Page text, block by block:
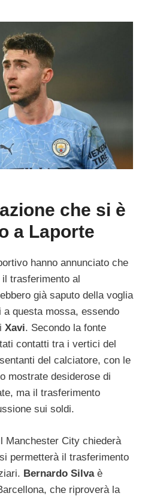
che si è
a Laporte
hanno annunciato che
trasferimento al
già saputo della voglia
questa mossa, essendo
Xavi. Secondo la fonte
contatti tra i vertici del
del calciatore, con le
mostrate desiderose di
ma il trasferimento
sui soldi.
Manchester City chiederà
permetterà il trasferimento
Bernardo Silvaè
​​che riproverà la